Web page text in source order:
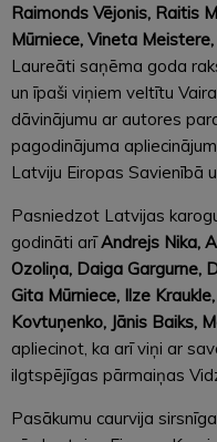
Raimonds Vējonis, Raitis
Mūrniece, Vineta
Laureāti saņēma goda
un īpaši viņiem veltītu
dāvinājumu ar autores
pagodinājuma
Latviju Eiropas Savienībā
Pasniedzot Latvijas
godināti arīAndrejs Nika,
Ozoliņa, Daiga Gargurne,
Gita Mūrniece, Ilze
Kovtuņenko, Jānis Baiks,
apliecinot, ka arī viņi ar
ilgtspējīgas pārmaiņas
Pasākumu caurvija